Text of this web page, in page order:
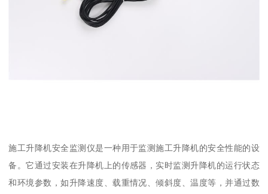
施工升降机安全监测仪是一种用于监测施工升降机的安全性能的设
备。它通过安装在升降机上的传感器，实时监测升降机的运行状态
和环境参数，如升降速度、载重情况、倾斜度、温度等，并通过数